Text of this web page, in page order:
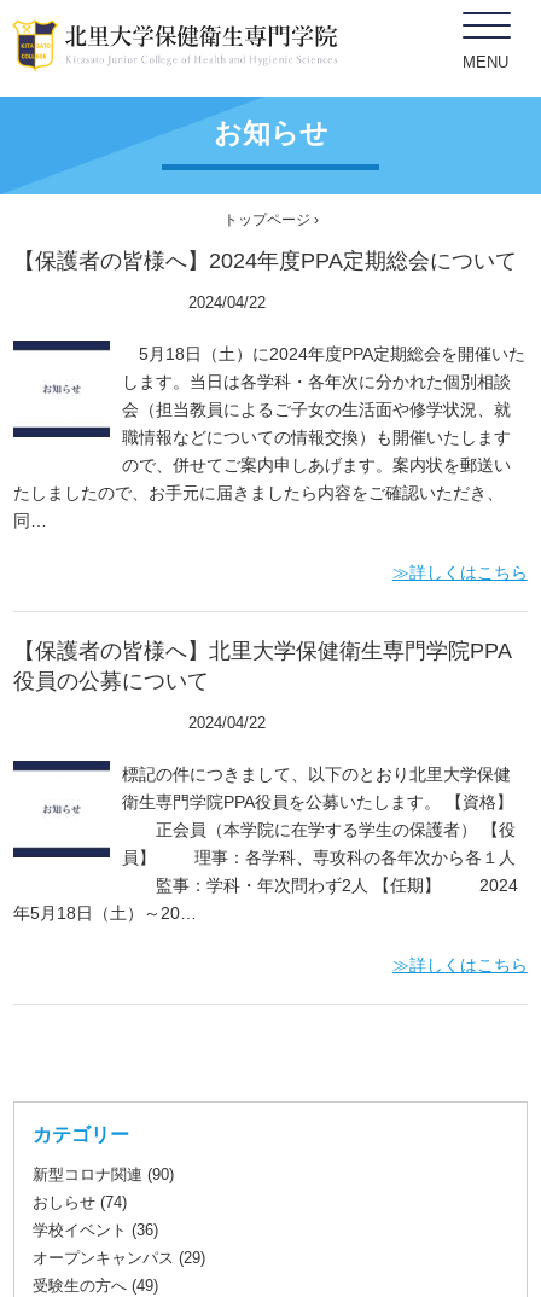
MENU
お知らせ
トップページ ›
【保護者の皆様へ】2024年度PPA定期総会について
2024/04/22
5月18日（土）に2024年度PPA定期総会を開催いた
します。当日は各学科・各年次に分かれた個別相談
会（担当教員によるご子女の生活面や修学状況、就
職情報などについての情報交換）も開催いたします
ので、併せてご案内申しあげます。案内状を郵送い
たしましたので、お手元に届きましたら内容をご確認いただき、
同…
≫詳しくはこちら
【保護者の皆様へ】北里大学保健衛生専門学院PPA
役員の公募について
2024/04/22
標記の件につきまして、以下のとおり北里大学保健
衛生専門学院PPA役員を公募いたします。 【資格】
正会員（本学院に在学する学生の保護者） 【役
員】 理事：各学科、専攻科の各年次から各１人
監事：学科・年次問わず2人 【任期】 2024
年5月18日（土）～20…
≫詳しくはこちら
カテゴリー
新型コロナ関連 (90)
おしらせ (74)
学校イベント (36)
オープンキャンパス (29)
受験生の方へ (49)